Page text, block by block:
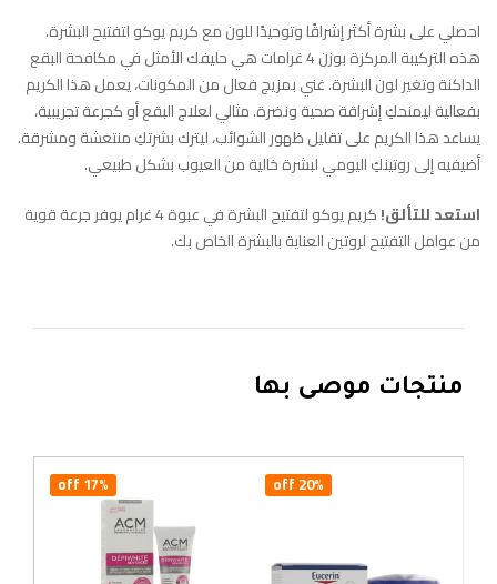
احصلي على بشرة أكثر إشراقًا وتوحيدًا للون مع كريم يوكو لتفتيح البشرة.
هذه التركيبة المركزة بوزن 4 غرامات هي حليفك الأمثل في مكافحة البقع
الداكنة وتغير لون البشرة. غني بمزيج فعال من المكونات، يعمل هذا الكريم
بفعالية ليمنحكِ إشراقة صحية ونضرة. مثالي لعلاج البقع أو كجرعة تجريبية،
يساعد هذا الكريم على تقليل ظهور الشوائب، ليترك بشرتكِ منتعشة ومشرقة.
أضيفيه إلى روتينكِ اليومي لبشرة خالية من العيوب بشكل طبيعي.
استعد للتألق!
كريم يوكو لتفتيح البشرة في عبوة 4 غرام يوفر جرعة قوية
من عوامل التفتيح لروتين العناية بالبشرة الخاص بك.
منتجات موصى بها
20% off
17% off